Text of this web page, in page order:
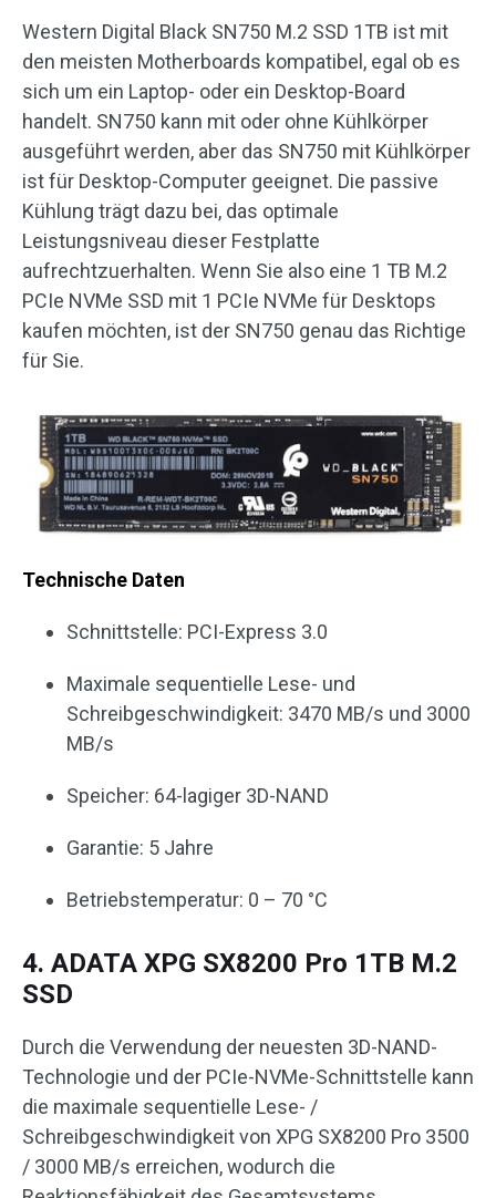
Western Digital Black SN750 M.2 SSD 1TB ist mit
den meisten Motherboards kompatibel, egal ob es
sich um ein Laptop- oder ein Desktop-Board
handelt. SN750 kann mit oder ohne Kühlkörper
ausgeführt werden, aber das SN750 mit Kühlkörper
ist für Desktop-Computer geeignet. Die passive
Kühlung trägt dazu bei, das optimale
Leistungsniveau dieser Festplatte
aufrechtzuerhalten. Wenn Sie also eine 1 TB M.2
PCIe NVMe SSD mit 1 PCIe NVMe für Desktops
kaufen möchten, ist der SN750 genau das Richtige
für Sie.
Technische Daten
Schnittstelle: PCI-Express 3.0
Maximale sequentielle Lese- und
Schreibgeschwindigkeit: 3470 MB/s und 3000
MB/s
Speicher: 64-lagiger 3D-NAND
Garantie: 5 Jahre
Betriebstemperatur: 0 – 70 °C
4. ADATA XPG SX8200 Pro 1TB M.2
SSD
Durch die Verwendung der neuesten 3D-NAND-
Technologie und der PCIe-NVMe-Schnittstelle kann
die maximale sequentielle Lese- /
Schreibgeschwindigkeit von XPG SX8200 Pro 3500
/ 3000 MB/s erreichen, wodurch die